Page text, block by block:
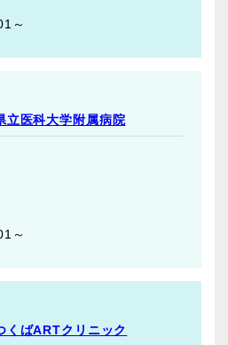
～
医科大学附属病院
～
ばARTクリニック